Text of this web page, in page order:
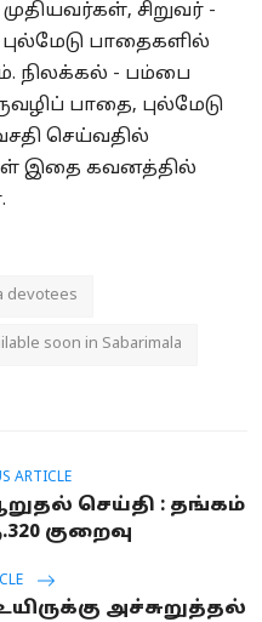
சிறுவர் -
புல்மேடு பாதைகளில்
நிலக்கல் - பம்பை
பாதை, புல்மேடு
செய்வதில்
இதை கவனத்தில்
devotees
soon in Sabarimala
ARTICLE
செய்தி : தங்கம்
குறைவு
அச்சுறுத்தல்